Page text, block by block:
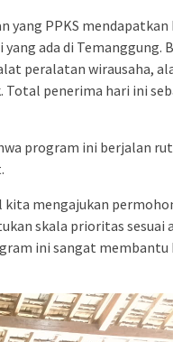
yang PPKS
ada di Temanggung.
peralatan wirausaha,
penerima hari ini
program ini berjalan
kita mengajukan
skala prioritas sesuai
ini sangat membantu